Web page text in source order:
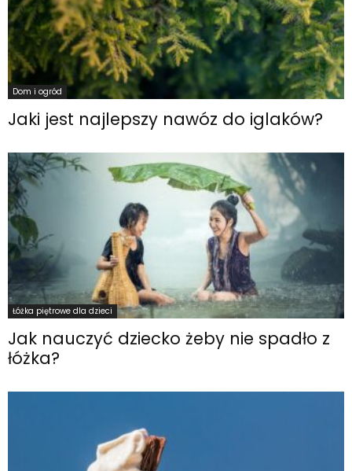
Dom i ogród
Jaki jest najlepszy nawóz do iglaków?
Łóżka piętrowe dla dzieci
Jak nauczyć dziecko żeby nie spadło z
łóżka?